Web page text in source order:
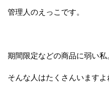
管理人のえっこです。
期間限定などの商品に弱い私
そんな人はたくさんいますよ